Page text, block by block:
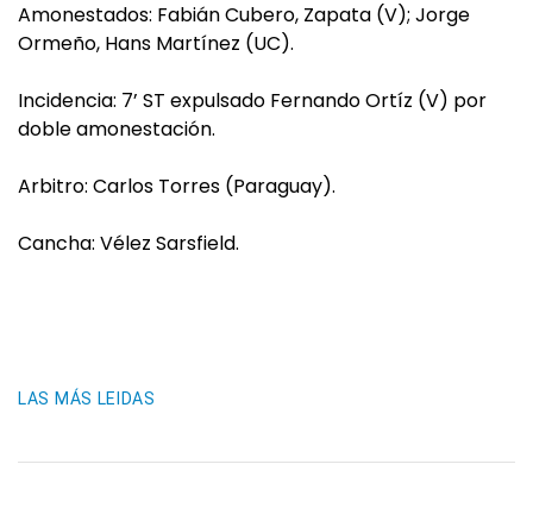
Amonestados: Fabián Cubero, Zapata (V); Jorge
Ormeño, Hans Martínez (UC).
Incidencia: 7’ ST expulsado Fernando Ortíz (V) por
doble amonestación.
Arbitro: Carlos Torres (Paraguay).
Cancha: Vélez Sarsfield.
LAS MÁS LEIDAS